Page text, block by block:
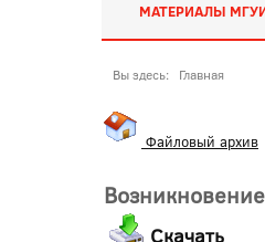
МАТЕРИАЛЫ
Вы здесь: Главная
Файловый архив
Скачать